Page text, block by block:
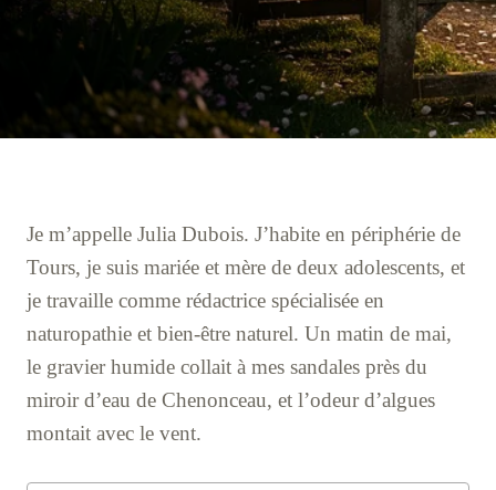
Je m’appelle Julia Dubois. J’habite en périphérie de
Tours, je suis mariée et mère de deux adolescents, et
je travaille comme rédactrice spécialisée en
naturopathie et bien-être naturel. Un matin de mai,
le gravier humide collait à mes sandales près du
miroir d’eau de Chenonceau, et l’odeur d’algues
montait avec le vent.